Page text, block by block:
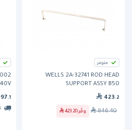
متوفر
WELLS 2A-32741 ROD HEAD
SUPPORT ASSY B50
423 .2
846.40 وفّر 423.20
.1